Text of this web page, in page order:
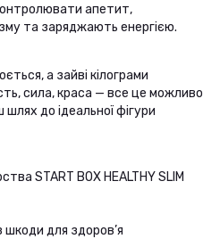
апетит,
та заряджають енергією.
а зайві кілограми
сила, краса — все це можливо
до ідеальної фігури
START BOX HEALTHY SLIM
для здоров’я